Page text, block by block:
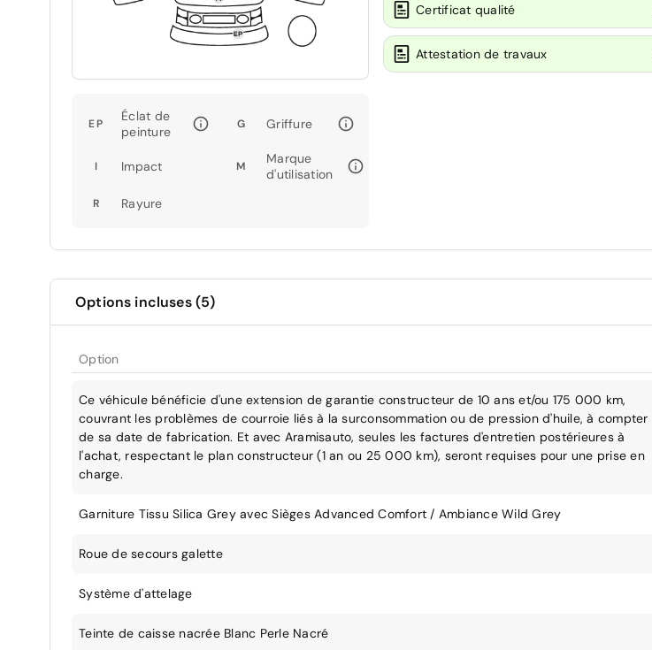
EP
Éclat de
peinture
G Griffure
I Impact M
Marque
d'utilisation
R Rayure
Certificat qualité
Attestation de travaux
Options incluses (5)
Option
Ce véhicule bénéficie d'une extension de garantie constructeur de 10 ans et/ou 175 000 km,
couvrant les problèmes de courroie liés à la surconsommation ou de pression d'huile, à compter
de sa date de fabrication. Et avec Aramisauto, seules les factures d'entretien postérieures à
l'achat, respectant le plan constructeur (1 an ou 25 000 km), seront requises pour une prise en
charge.
Garniture Tissu Silica Grey avec Sièges Advanced Comfort / Ambiance Wild Grey
Roue de secours galette
Système d'attelage
Teinte de caisse nacrée Blanc Perle Nacré